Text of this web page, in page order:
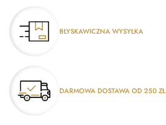
BŁYSKAWICZNA WYSYŁKA
DARMOWA DOSTAWA OD 250 ZŁ